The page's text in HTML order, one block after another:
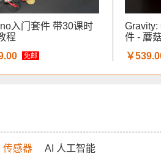
入门套件 带30课时
程
免邮
Gravity:
件 - 蘑
￥
传感器 AI 人工智能